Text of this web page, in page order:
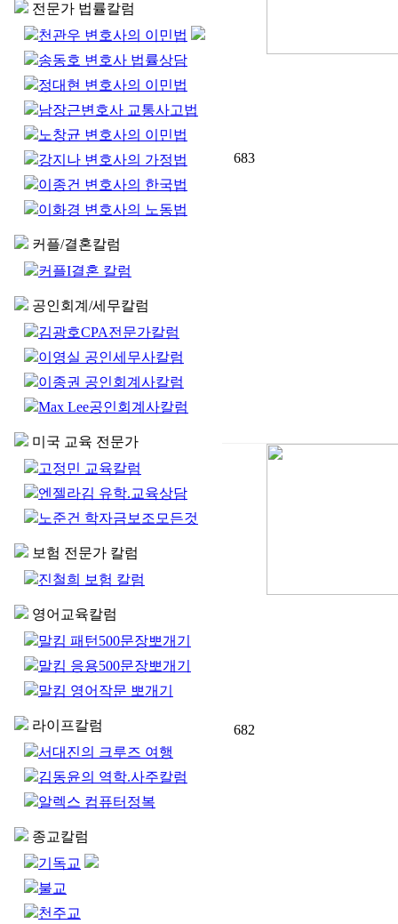
전문가 법률칼럼
천관우 변호사의 이민법
송동호 변호사 법률상담
정대현 변호사의 이민법
남장근변호사 교통사고법
노창균 변호사의 이민법
강지나 변호사의 가정법
이종건 변호사의 한국법
이화경 변호사의 노동법
커플/결혼칼럼
커플I결혼 칼럼
공인회계/세무칼럼
김광호CPA전문가칼럼
이영실 공인세무사칼럼
이종권 공인회계사칼럼
Max Lee공인회계사칼럼
미국 교육 전문가
고정민 교육칼럼
엔젤라김 유학.교육상담
노준건 학자금보조모든것
보험 전문가 칼럼
진철희 보험 칼럼
영어교육칼럼
말킴 패턴500문장뽀개기
말킴 응용500문장뽀개기
말킴 영어작문 뽀개기
라이프칼럼
서대진의 크루즈 여행
김동윤의 역학.사주칼럼
알렉스 컴퓨터정복
종교칼럼
기독교
불교
천주교
683
682